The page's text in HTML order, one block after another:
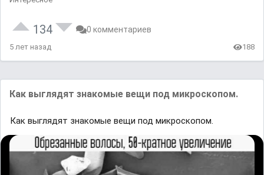
134 0 комментариев
5 лет назад 188
Как выглядят знакомые вещи под микроскопом.
Как выглядят знакомые вещи под микроскопом.